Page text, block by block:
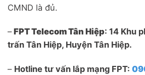
CMND là đủ.
– FPT Telecom Tân Hiệp: 14 Khu
trấn Tân Hiệp, Huyện Tân Hiệp.
– Hotline tư vấn lắp mạng FPT: